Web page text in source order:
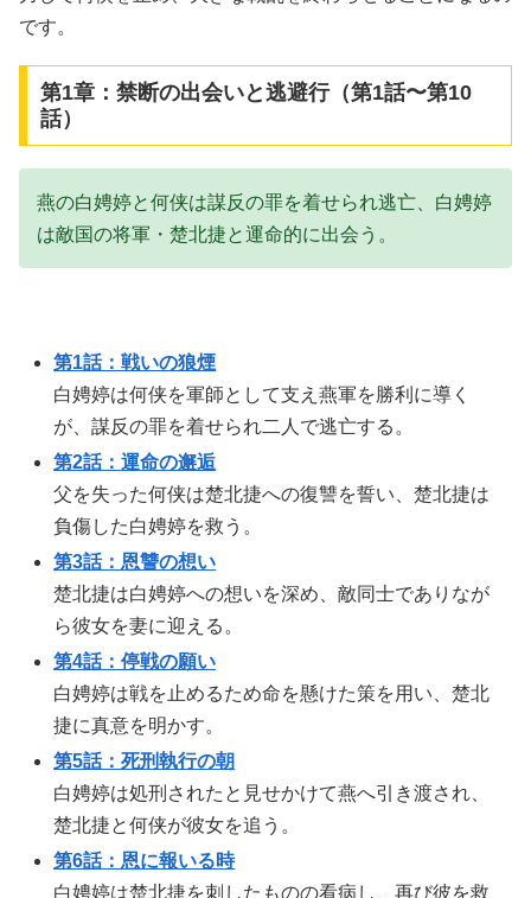
です。
第1章：禁断の出会いと逃避行（第1話〜第10
話）
燕の白娉婷と何侠は謀反の罪を着せられ逃亡、白娉婷
は敵国の将軍・楚北捷と運命的に出会う。
第1話：戦いの狼煙
白娉婷は何侠を軍師として支え燕軍を勝利に導く
が、謀反の罪を着せられ二人で逃亡する。
第2話：運命の邂逅
父を失った何侠は楚北捷への復讐を誓い、楚北捷は
負傷した白娉婷を救う。
第3話：恩讐の想い
楚北捷は白娉婷への想いを深め、敵同士でありなが
ら彼女を妻に迎える。
第4話：停戦の願い
白娉婷は戦を止めるため命を懸けた策を用い、楚北
捷に真意を明かす。
第5話：死刑執行の朝
白娉婷は処刑されたと見せかけて燕へ引き渡され、
楚北捷と何侠が彼女を追う。
第6話：恩に報いる時
白娉婷は楚北捷を刺したものの看病し、再び彼を救